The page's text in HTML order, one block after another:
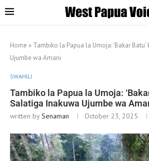
Home » Tambiko la Papua la Umoja: ‘Bakar
Ujumbe wa Amani
SWAHILI
Tambiko la Papua la Umoja:
Salatiga Inakuwa Ujumbe wa
written bySenaman October 23, 2025